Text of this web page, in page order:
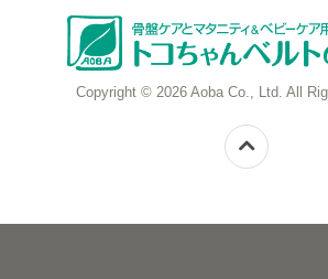
Copyright © 2026 Aoba Co., Ltd. All